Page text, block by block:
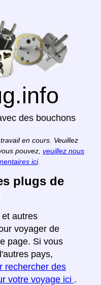
des bouchons
en cours. Veuillez
pouvez, veuillez nous
ici.
plugs de
autres
voyager de
page. Si vous
pays,
rechercher des
votre voyage ici .